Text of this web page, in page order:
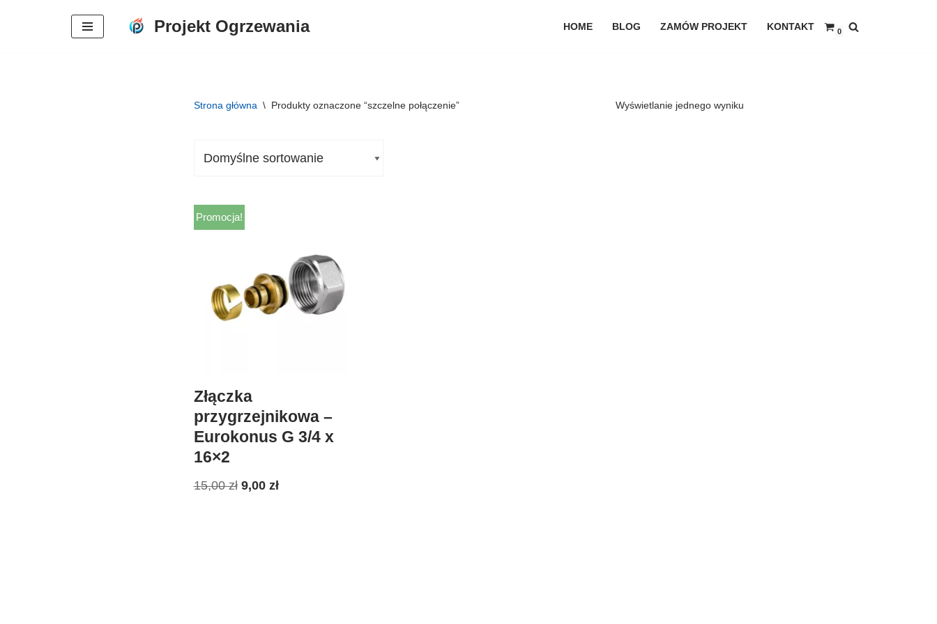
Projekt Ogrzewania HOME BLOG ZAMÓW PROJEKT KONTAKT 0
Strona główna \ Produkty oznaczone “szczelne połączenie” Wyświetlanie jednego wyniku
Promocja!
Złączka
przygrzejnikowa –
Eurokonus G 3/4 x
16×2
15,00zł 9,00 zł